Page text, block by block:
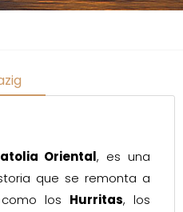
Oriental, es una
que se remonta a
los Hurritas, los